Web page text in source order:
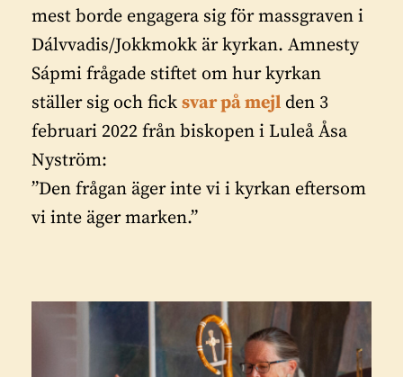
mest borde engagera sig för massgraven i
Dálvvadis/Jokkmokk är kyrkan. Amnesty
Sápmi frågade stiftet om hur kyrkan
ställer sig och fick svar på mejl den 3
februari 2022 från biskopen i Luleå Åsa
Nyström:
”Den frågan äger inte vi i kyrkan eftersom
vi inte äger marken.”